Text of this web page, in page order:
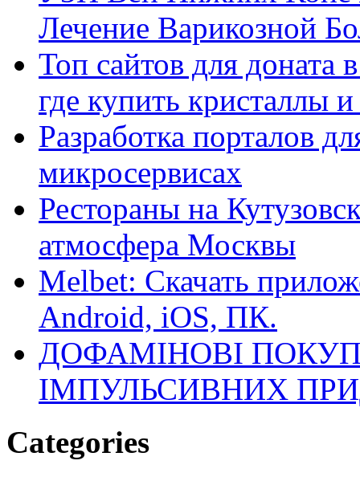
Лечение Варикозной
Топ сайтов для
где купить кристаллы
Разработка порталов
микросервисах
Рестораны на
атмосфера Москвы
Melbet: Скачать
Android, iOS, ПК.
ДОФАМІНОВІ
ІМПУЛЬСИВНИХ
Categories